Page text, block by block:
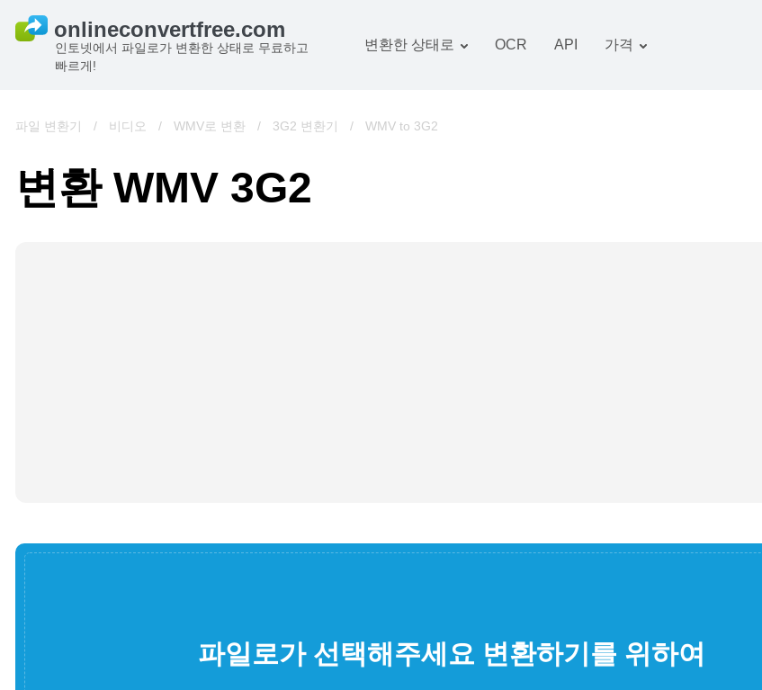
인토넷에서 파일로가 변환한 상태로 무료하고
빠르게!
변환한 상태로
그림 변환기
OCR API 가격
파일 변환기 / 비디오 / WMV로 변환 / 3G2 변환기 / WMV to 3G2
변환 WMV 3G2
파일로가 선택해주세요 변환하기를 위하여